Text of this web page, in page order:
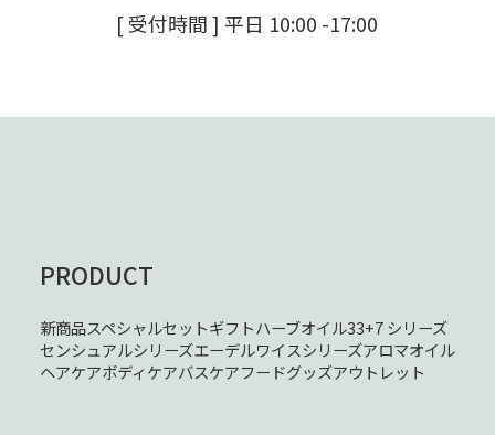
[ 受付時間 ] 平日 10:00 -17:00
PRODUCT
新商品スペシャルセットギフトハーブオイル33+7 シリーズ
センシュアルシリーズエーデルワイスシリーズアロマオイル
ヘアケアボディケアバスケアフードグッズアウトレット